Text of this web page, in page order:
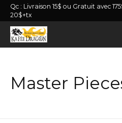
Qc : Livraison 15$ ou Gratuit avec
20$+tx
Master